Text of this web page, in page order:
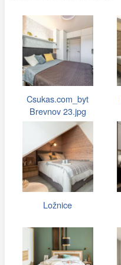
Csukas.com_byt
Brevnov 23.jpg
Ložnice